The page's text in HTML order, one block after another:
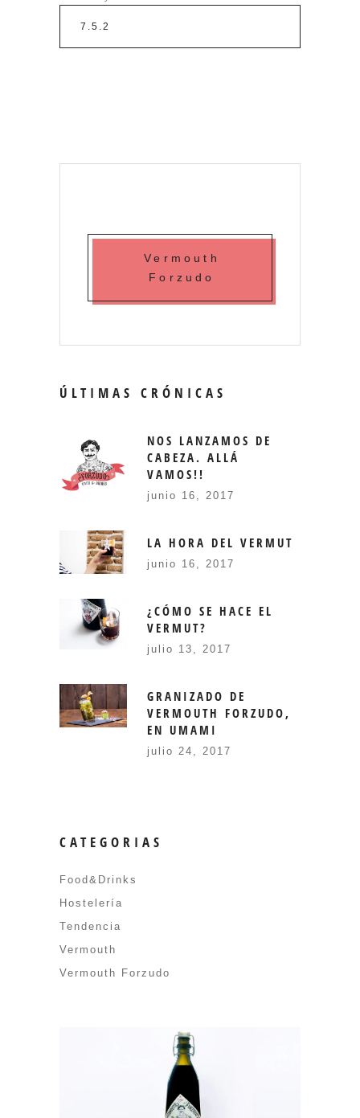
Vermouth
Forzudo
ÚLTIMAS CRÓNICAS
NOS LANZAMOS DE
CABEZA. ALLÁ
VAMOS!!
junio 16, 2017
LA HORA DEL VERMUT
junio 16, 2017
¿CÓMO SE HACE EL
VERMUT?
julio 13, 2017
GRANIZADO DE
VERMOUTH FORZUDO,
EN UMAMI
julio 24, 2017
CATEGORIAS
Food&Drinks
Hostelería
Tendencia
Vermouth
Vermouth Forzudo